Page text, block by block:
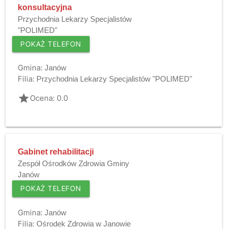
konsultacyjna
Przychodnia Lekarzy Specjalistów
"POLIMED"
POKAŻ TELEFON
Gmina: Janów
Filia: Przychodnia Lekarzy Specjalistów "POLIMED"
gradeOcena: 0.0
Gabinet rehabilitacji
Zespół Ośrodków Zdrowia Gminy
Janów
POKAŻ TELEFON
Gmina: Janów
Filia: Ośrodek Zdrowia w Janowie